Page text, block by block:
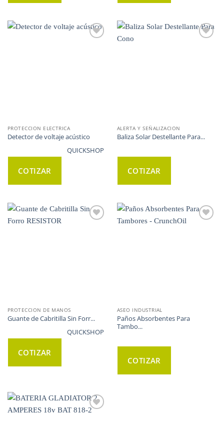
PROTECCION ELECTRICA
Detector de voltaje acústico
COTIZAR
ALERTA Y SEÑALIZACION
Baliza Solar Destellante Para...
QUICKSHOP
COTIZAR
PROTECCION DE MANOS
Guante de Cabritilla Sin Forr...
COTIZAR
ASEO INDUSTRIAL
Paños Absorbentes Para
Tambo...
QUICKSHOP
COTIZAR